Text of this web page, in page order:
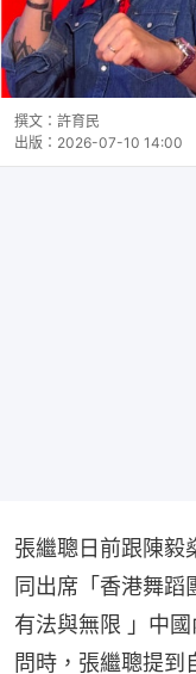
撰文： 許育民
出版： 2026-07-10 14:00
張繼聰日前跟陳毅
同出席「香港舞
有法與無限 」中
問時，張繼聰提到